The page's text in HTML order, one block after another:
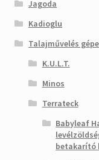
Jagoda
Kadioglu
Talajművelés
K.U.L.T.
Minos
Terrateck
Babyleaf
betakarító